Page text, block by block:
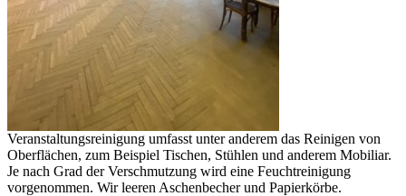
Veranstaltungsreinigung umfasst unter anderem das Reinigen von
Oberflächen, zum Beispiel Tischen, Stühlen und anderem Mobiliar.
Je nach Grad der Verschmutzung wird eine Feuchtreinigung
vorgenommen. Wir leeren Aschenbecher und Papierkörbe.